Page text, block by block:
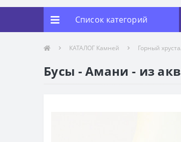
Список категорий
КАТАЛОГ Камней Горный
Бусы - Амани - из